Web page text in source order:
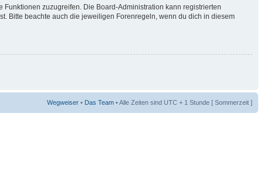
zuzugreifen. Die Board-Administration kann registrierten
Bitte beachte auch die jeweiligen Forenregeln, wenn du dich in diesem
Wegweiser • Das Team • Alle Zeiten sind UTC + 1 Stunde [ Sommerzeit ]